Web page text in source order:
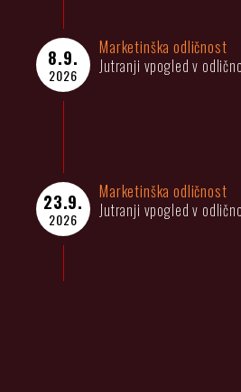
8.9.
2026
Marketinška odličnost
Jutranji vpogled v
23.9.
2026
Marketinška odličnost
Jutranji vpogled v